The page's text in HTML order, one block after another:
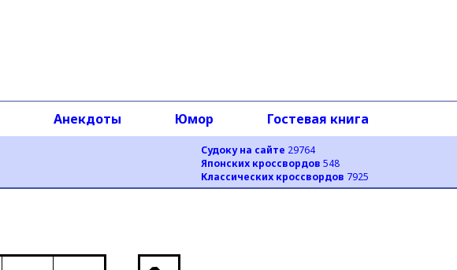
Судоку на сайте 29764
Японских кроссвордов 548
Классических кроссвордов 7925
Анекдоты Юмор Гостевая книга